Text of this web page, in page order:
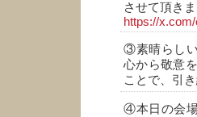
させて頂き
https://
③素晴らし
心から敬意
ことで、引
④本日の会